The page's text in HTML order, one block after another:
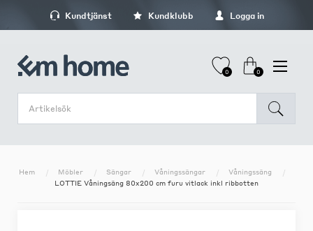
Kundtjänst Kundklubb Logga in
0 0
Hem Möbler Sängar Våningssängar
Våningssäng
LOTTIE Våningsäng 80x200 cm furu vitlack inkl ribbotten